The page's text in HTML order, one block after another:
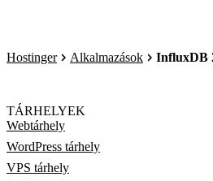
Hostinger Alkalmazások InfluxDB
TÁRHELYEK
Webtárhely
WordPress tárhely
VPS tárhely